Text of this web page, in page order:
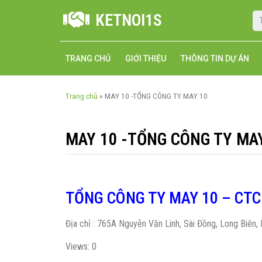
KETNOI1S
TRANG CHỦ GIỚI THIỆU THÔNG TIN DỰ ÁN
Trang chủ » MAY 10 -TỔNG CÔNG TY MAY 10
MAY 10 -TỔNG CÔNG TY
TỔNG CÔNG TY MAY 10 –
Địa chỉ : 765A Nguyễn Văn Linh, Sài Đồng, Long Biên,
Views: 0